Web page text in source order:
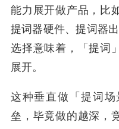
能力展开做产品，比
提词器硬件、提词器
选择意味着，「提词
展开。
这种垂直做「提词
垒，毕竟做的越深，